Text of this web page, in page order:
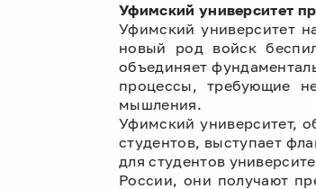
Уфимский университет
Уфимский университет
новый род войск
объединяет
процессы, требующие
мышления.
Уфимский университет,
студентов, выступает
для студентов
России, они получают